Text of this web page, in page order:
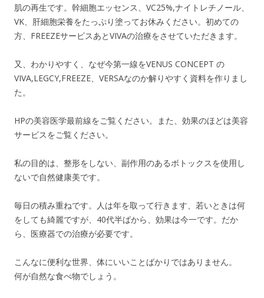
肌の再生です。幹細胞エッセンス、VC25%,ナイトレチノール、
VK、肝細胞栄養をたっぷり塗ってお休みください。初めての
方、FREEZEサービスあとVIVAの治療をさせていただきます。
又、わかりやすく、なぜ今第一線をVENUS CONCEPT の
VIVA,LEGCY,FREEZE、VERSAなのか解りやすく資料を作りまし
た。
HPの美容医学最前線をご覧ください。また、効果のほどは美容
サービスをご覧ください。
私の目的は、整形をしない、副作用のあるボトックスを使用し
ないで自然健康美です。
毎日の積み重ねです。人は年を取って行きます、若いときは何
をしても綺麗ですが、40代半ばから、効果は今一です。だか
ら、医療器での治療が必要です。
こんなに便利な世界、体にいいことばかりではありません。
何が自然な食べ物でしょう。